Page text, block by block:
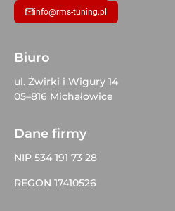
info@rms-tuning.pl
Biuro
ul. Żwirki i Wigury 14
05–816 Michałowice
Dane firmy
NIP 534 191 73 28
REGON 17410526